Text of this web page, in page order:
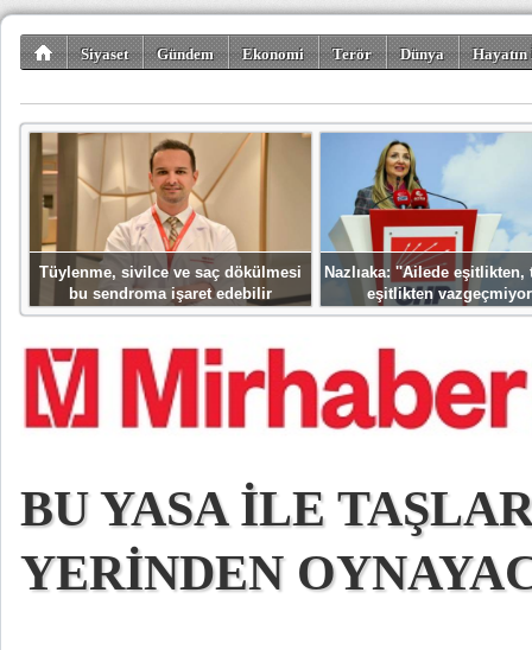
Siyaset Gündem Ekonomi Terör Dünya
Tüylenme, sivilce ve saç dökülmesi
bu sendroma işaret edebilir
Nazlıaka: ''Ailede eşitlikten,
eşitlikten
BU YASA İLE
YERİNDEN